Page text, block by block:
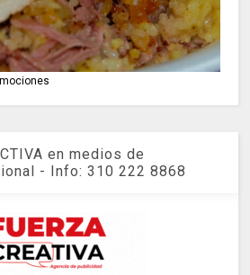
en medios de
- Info: 310 222 8868